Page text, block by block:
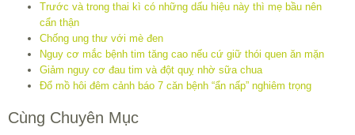
Trước và trong thai kì có những dấu hiệu này thì mẹ bầu nên
cẩn thận
Chống ung thư với mè đen
Nguy cơ mắc bệnh tim tăng cao nếu cứ giữ thói quen ăn mặn
Giảm nguy cơ đau tim và đột quỵ nhờ sữa chua
Đổ mồ hôi đêm cảnh báo 7 căn bệnh “ẩn nấp” nghiêm trọng
Cùng Chuyên Mục